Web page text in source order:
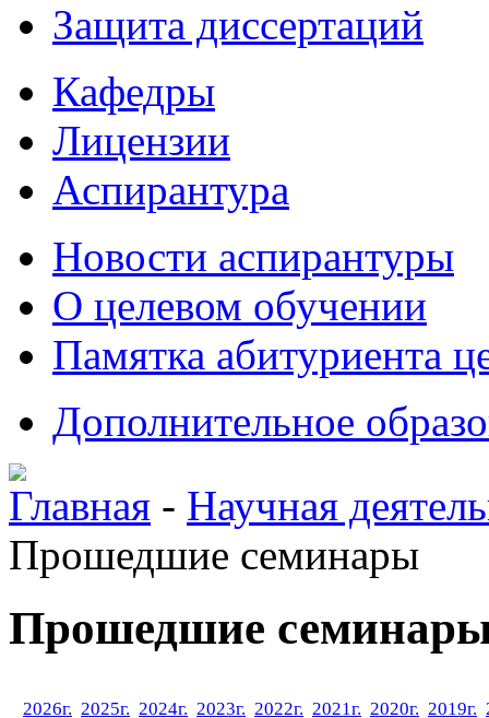
Защита диссертаций
Кафедры
Лицензии
Аспирантура
Новости аспирантуры
О целевом обучении
Памятка абитуриента
Дополнительное
Главная - Научная
Прошедшие семинары
Прошедшие
2026г. 2025г. 2024г. 2023г. 2022г. 2021г. 2020г. 2019г.